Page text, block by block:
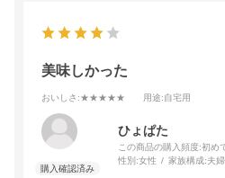
美味しかった
おいしさ :★★★★★ 用途:自宅用
ひょぱた
この商品の購入頻度:初め
性別:女性 家族構成:夫婦